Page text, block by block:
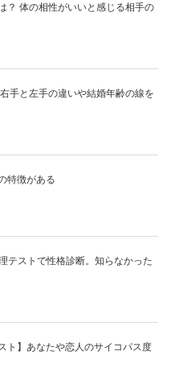
？ 体の相性がいいと感じる相手の
手と左手の違いや結婚年齢の線を
特徴がある
テストで性格診断。知らなかった
ト】あなたや恋人のサイコパス度